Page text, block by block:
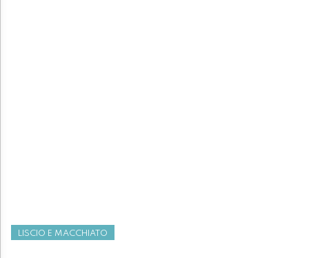
LISCIO E MACCHIATO